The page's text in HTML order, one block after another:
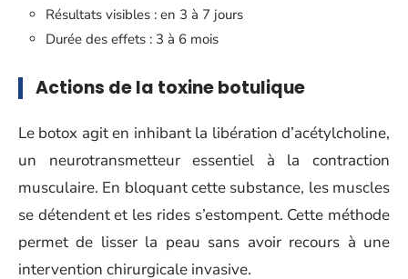
Résultats visibles : en 3 à 7 jours
Durée des effets : 3 à 6 mois
Actions de la toxine botulique
Le botox agit en inhibant la libération d’acétylcholine,
un neurotransmetteur essentiel à la contraction
musculaire. En bloquant cette substance, les muscles
se détendent et les rides s’estompent. Cette méthode
permet de lisser la peau sans avoir recours à une
intervention chirurgicale invasive.